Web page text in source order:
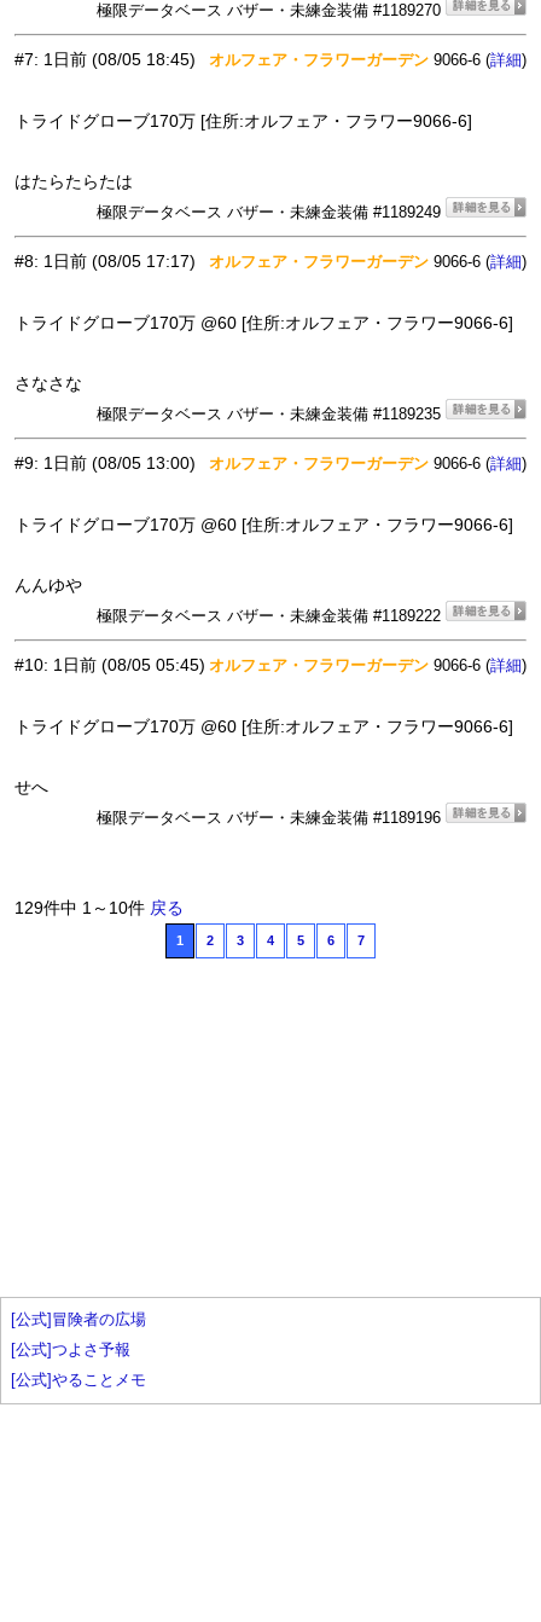
極限データベース バザー・未練金装備 #1189270
#7: 1日前 (08/05 18:45) オルフェア・フラワーガーデン 9066-6 (詳細)
トライドグローブ170万 [住所:オルフェア・フラワー9066-6]
はたらたらたは
極限データベース バザー・未練金装備 #1189249
#8: 1日前 (08/05 17:17) オルフェア・フラワーガーデン 9066-6 (詳細)
トライドグローブ170万 @60 [住所:オルフェア・フラワー9066-6]
さなさな
極限データベース バザー・未練金装備 #1189235
#9: 1日前 (08/05 13:00) オルフェア・フラワーガーデン 9066-6 (詳細)
トライドグローブ170万 @60 [住所:オルフェア・フラワー9066-6]
んんゆや
極限データベース バザー・未練金装備 #1189222
#10: 1日前 (08/05 05:45) オルフェア・フラワーガーデン 9066-6 (詳細)
トライドグローブ170万 @60 [住所:オルフェア・フラワー9066-6]
せへ
極限データベース バザー・未練金装備 #1189196
129件中 1～10件 戻る
1 2 3 4 5 6 7
[公式]冒険者の広場
[公式]つよさ予報
[公式]やることメモ